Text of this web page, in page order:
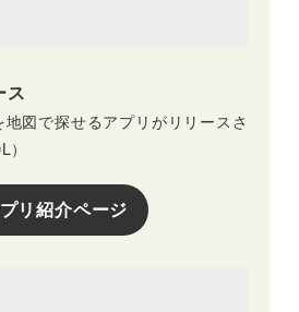
ス
図で探せるアプリがリリースさ
リ紹介ページ